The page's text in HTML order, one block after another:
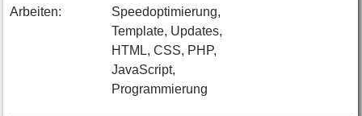
Arbeiten:
Speedoptimierung,
Template, Updates,
HTML, CSS, PHP,
JavaScript,
Programmierung